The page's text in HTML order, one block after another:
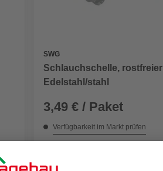
SWG
Schlauchschelle, rostfreier
Edelstahl/stahl
3,49 € / Paket
Verfügbarkeit im Markt prüfen